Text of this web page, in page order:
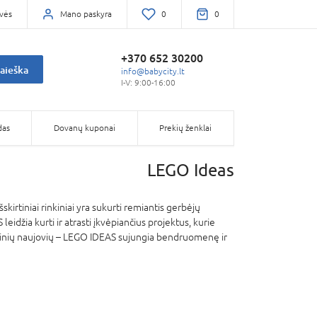
Mano paskyra 0 0
+370 652 30200
info@babycity.lt
I-V: 9:00-16:00
Dovanų kuponai Prekių ženklai
LEGO Ideas
rinkiniai yra sukurti remiantis gerbėjų
leidžia kurti ir atrasti įkvėpiančius projektus, kurie
naujovių – LEGO IDEAS sujungia bendruomenę ir